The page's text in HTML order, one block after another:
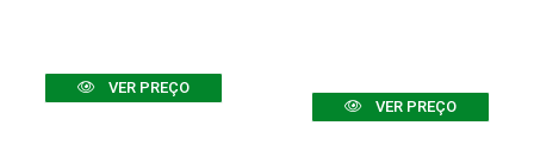
VER PREÇO
VER PREÇO